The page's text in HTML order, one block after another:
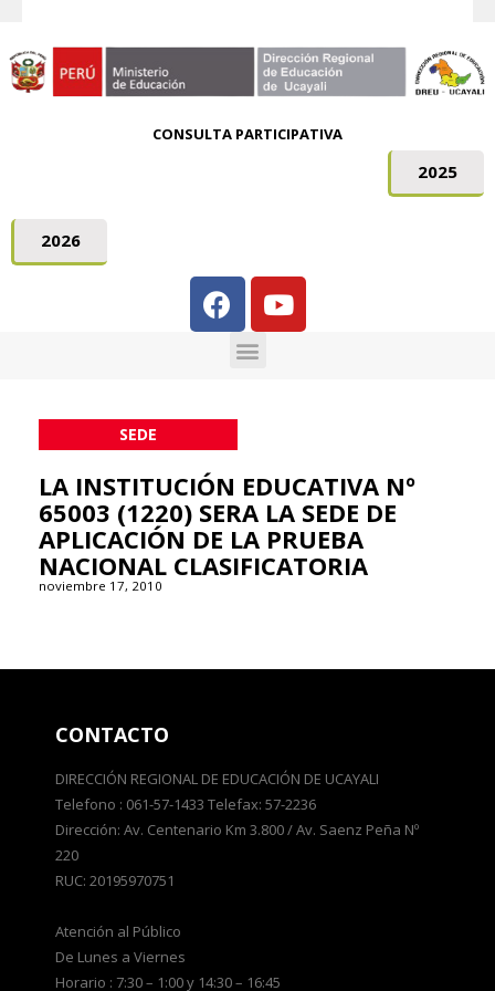
CONSULTA PARTICIPATIVA
2025
2026
SEDE
LA INSTITUCIÓN EDUCATIVA Nº
65003 (1220) SERA LA SEDE DE
APLICACIÓN DE LA PRUEBA
NACIONAL CLASIFICATORIA
noviembre 17, 2010
CONTACTO
DIRECCIÓN REGIONAL DE EDUCACIÓN DE UCAYALI
Telefono : 061-57-1433 Telefax: 57-2236
Dirección: Av. Centenario Km 3.800 / Av. Saenz Peña Nº
220
RUC: 20195970751
Atención al Público
De Lunes a Viernes
Horario : 7:30 – 1:00 y 14:30 – 16:45